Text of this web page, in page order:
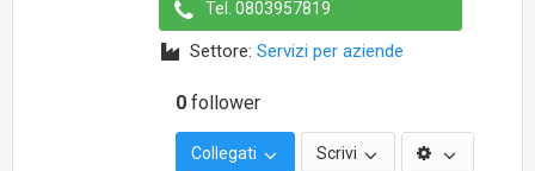
Tel. 0803957819
Settore: Servizi per aziende
0 follower
Collegati Scrivi